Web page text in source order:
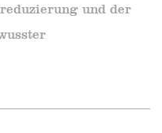
und der